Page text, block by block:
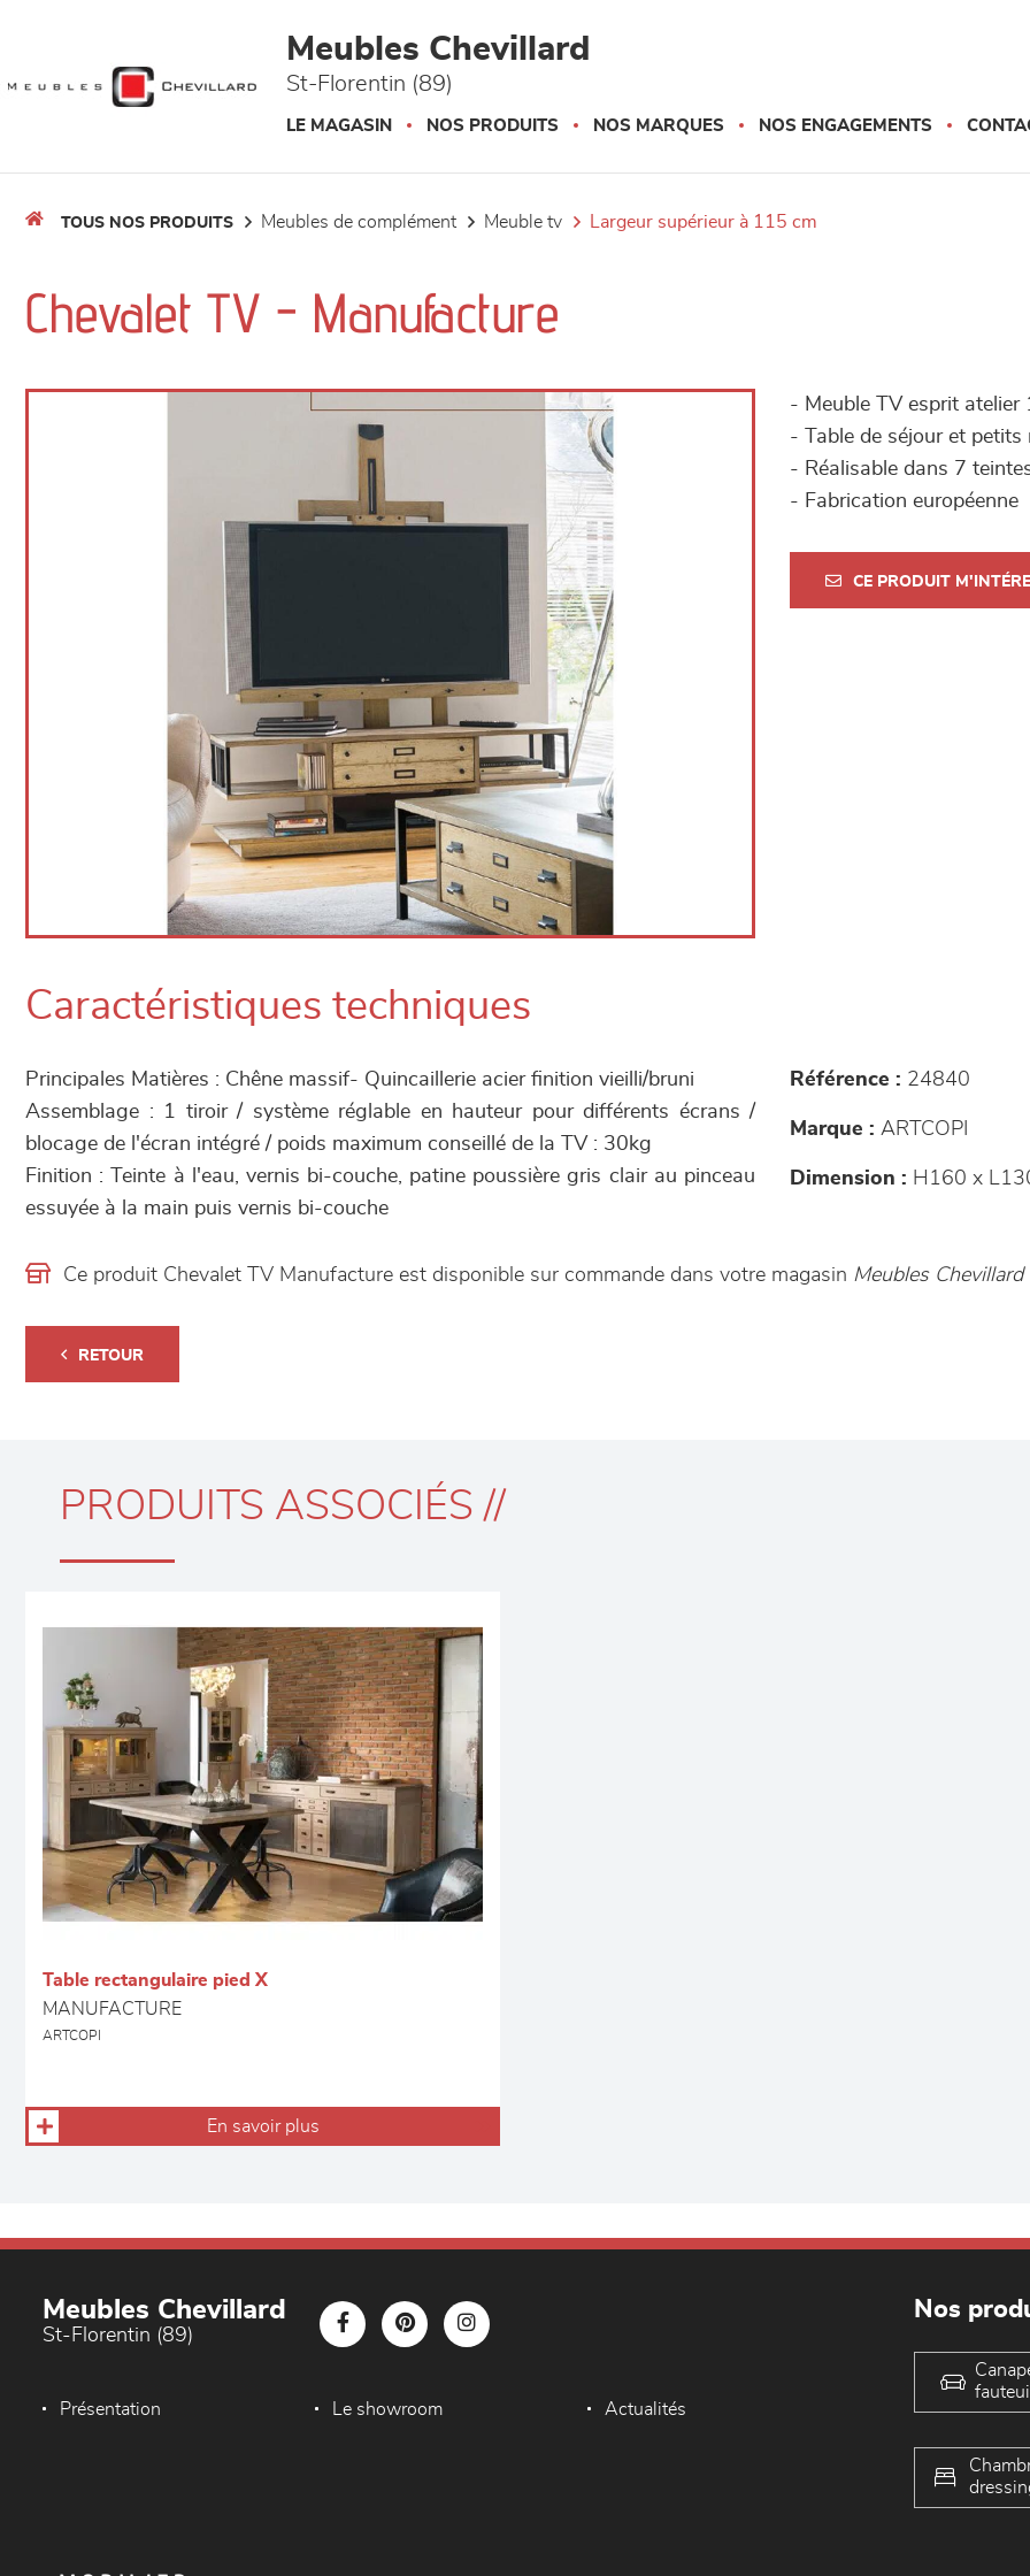
Meubles Chevillard
St-Florentin (89)
LE MAGASIN NOS PRODUITS NOS MARQUES NOS ENGAGEMENTS
TOUS NOS PRODUITS meubles de complément meuble tv largeur supérieur à 115 cm
Chevalet TV - Manufacture
- Meuble TV esprit atelier
- Table de séjour et petits
- Réalisable dans 7
- Fabrication européenne
CE PRODUIT
Caractéristiques techniques
Principales Matières : Chêne massif- Quincaillerie acier finition vieilli/bruni
Assemblage : 1 tiroir / système réglable en hauteur pour différents écrans /
blocage de l'écran intégré / poids maximum conseillé de la TV : 30kg
Finition : Teinte à l'eau, vernis bi-couche, patine poussière gris clair au pinceau
essuyée à la main puis vernis bi-couche
Référence : 24840
Marque : ARTCOPI
Dimension : H160 x
Ce produit Chevalet TV Manufacture est disponible sur commande dans votre magasin Meubles Chevillard
RETOUR
PRODUITS ASSOCIÉS //
Table rectangulaire pied X
MANUFACTURE
ARTCOPI
En savoir plus
Meubles Chevillard
St-Florentin (89)
Présentation Le showroom Actualités
Nos